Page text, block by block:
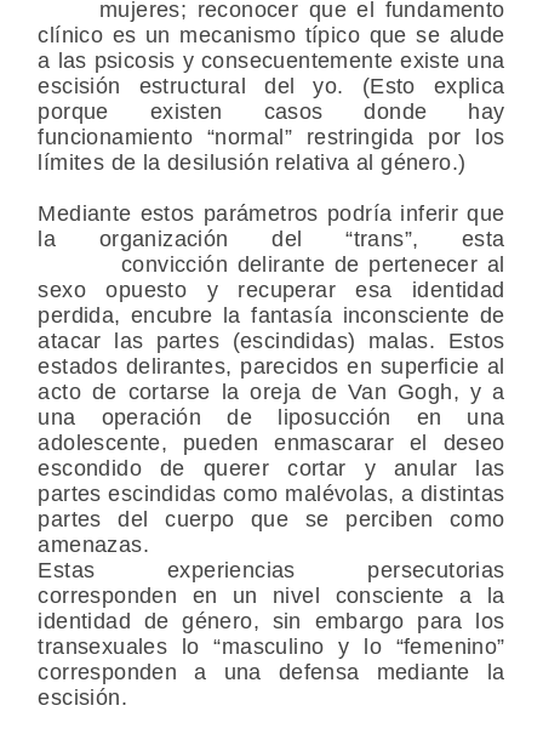
mujeres; reconocer que el fundamento
clínico es un mecanismo típico que se alude
a las psicosis y consecuentemente existe una
escisión estructural del yo. (Esto explica
porque existen casos donde hay
funcionamiento “normal” restringida por los
límites de la desilusión relativa al género.)
Mediante estos parámetros podría inferir que
la organización del “trans”, esta
convicción delirante de pertenecer al
sexo opuesto y recuperar esa identidad
perdida, encubre la fantasía inconsciente de
atacar las partes (escindidas) malas. Estos
estados delirantes, parecidos en superficie al
acto de cortarse la oreja de Van Gogh, y a
una operación de liposucción en una
adolescente, pueden enmascarar el deseo
escondido de querer cortar y anular las
partes escindidas como malévolas, a distintas
partes del cuerpo que se perciben como
amenazas.
Estas experiencias persecutorias
corresponden en un nivel consciente a la
identidad de género, sin embargo para los
transexuales lo “masculino y lo “femenino”
corresponden a una defensa mediante la
escisión.